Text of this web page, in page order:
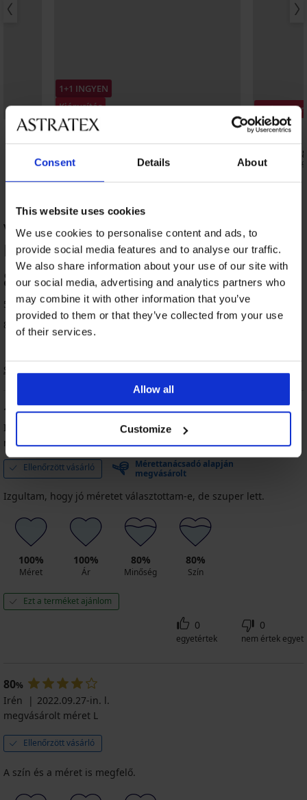
Consent Details About
This website uses cookies
We use cookies to personalise content and ads, to
provide social media features and to analyse our traffic.
We also share information about your use of our site with
our social media, advertising and analytics partners who
may combine it with other information that you’ve
provided to them or that they’ve collected from your use
of their services.
Allow all
Customize
5
1+1 INGYEN
Kiárusítás
Kedvezmény -70%
5
2 460 Ft
Comfort
6 360 Ft
9
Valia Capri leggings TERMÉK
ÉRTÉKELÉSE
86%
5 vásárló értékelte a terméket
80% vásárló ajánlja a terméket
Sorrend
100%
Ildikó
megvásárolt méret M
Ellenőrzött vásárló
Mérettanácsadó alapján
megvásárolt
Izgultam, hogy jó méretet választottam-e, de szuper lett.
100%
Méret
100%
Ár
80%
Minőség
80%
Szín
Ezt a terméket ajánlom
0
egyetértek
0
nem értek egyet
80%
Irén
2022.09.27-in. l.
megvásárolt méret L
Ellenőrzött vásárló
A szín és a méret is megfelő.